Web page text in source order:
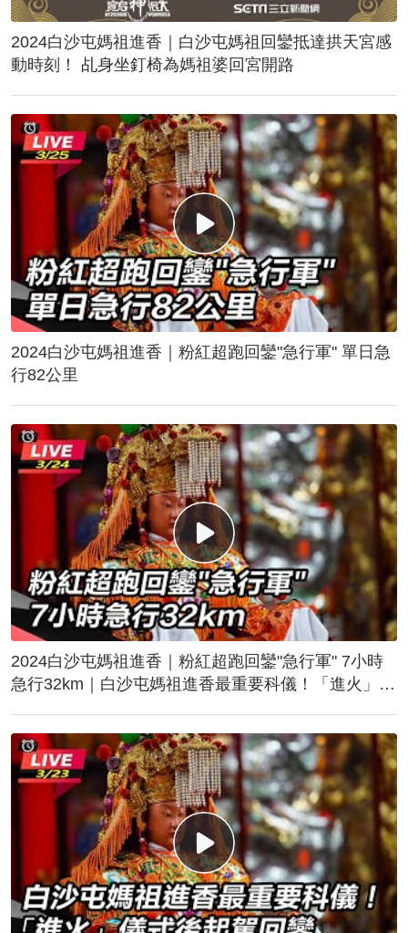
2024白沙屯媽祖進香｜白沙屯媽祖回鑾抵達拱天宮感
動時刻！ 乩身坐釘椅為媽祖婆回宮開路
2024白沙屯媽祖進香｜粉紅超跑回鑾"急行軍" 單日急
行82公里
2024白沙屯媽祖進香｜粉紅超跑回鑾"急行軍" 7小時
急行32km｜白沙屯媽祖進香最重要科儀！「進火」儀